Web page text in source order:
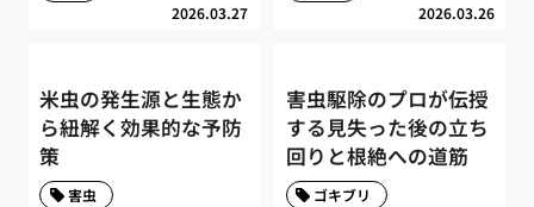
2026.03.27 2026.03.26
米虫の発生源と生態か
ら紐解く効果的な予防
策
害虫
害虫駆除のプロが伝授
する見失った後の立ち
回りと根絶への道筋
ゴキブリ